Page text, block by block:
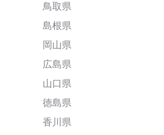
鳥取県
島根県
岡山県
広島県
山口県
徳島県
香川県